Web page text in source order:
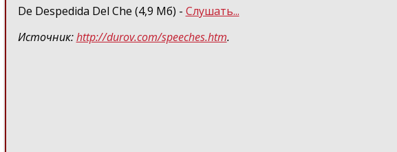
De Despedida Del Che (4,9 Мб) - Слушать...
Источник:http://durov.com/speeches.htm.